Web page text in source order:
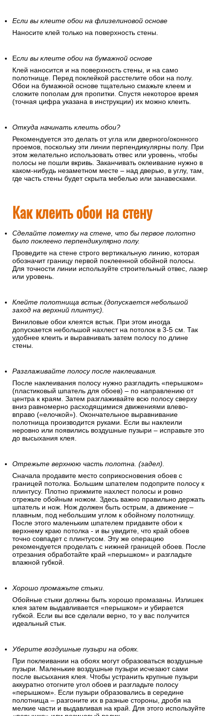
Если вы клеите обои на флизелиновой основе
Наносите клей только на поверхность стены.
Если вы клеите обои на бумажной основе
Клей наносится и на поверхность стены, и на само
полотнище. Перед поклейкой расстелите обои на полу.
Обои на бумажной основе тщательно смажьте клеем и
сложите пополам для пропитки. Спустя некоторое время
(точная цифра указана в инструкции) их можно клеить.
Откуда начинать клеить обои?
Рекомендуется это делать от угла или дверного/оконного
проемов, поскольку эти линии перпендикулярны полу. При
этом желательно использовать отвес или уровень, чтобы
полосы не пошли вкривь. Заканчивать оклеивание нужно в
каком-нибудь незаметном месте – над дверью, в углу, там,
где часть стены будет скрыта мебелью или занавесками.
Как клеить обои на стену
Сделайте пометку на стене, что бы первое полотно
было поклеено перпендикулярно полу.
Проведите на стене строго вертикальную линию, которая
обозначит границу первой поклеенной обойной полосы.
Для точности линии используйте строительный отвес, лазер
или уровень.
Клейте полотнища встык.(допускается небольшой
заход на верхний плинтус).
Виниловые обои клеятся встык. При этом иногда
допускается небольшой нахлест на потолок в 3-5 см. Так
удобнее клеить и выравнивать затем полосу по длине
стены.
Разглаживайте полосу после наклеивания.
После наклеивания полосу нужно разгладить «перышком»
(пластиковый шпатель для обоев) – по направлению от
центра к краям. Затем разглаживайте всю полосу сверху
вниз равномерно расходящимися движениями влево-
вправо («елочкой»). Окончательное выравнивание
полотнища производится руками. Если вы наклеили
неровно или появились воздушные пузыри – исправьте это
до высыхания клея.
Отрежьте верхнюю часть полотна. (задел).
Сначала продавите место соприкосновения обоев с
границей потолка. Большим шпателем подоприте полосу к
плинтусу. Плотно прижмите нахлест полосы и ровно
отрежьте обойным ножом. Здесь важно правильно держать
шпатель и нож. Нож должен быть острым, а движение –
плавным, под небольшим углом к обойному полотнищу.
После этого маленьким шпателем придавите обои к
верхнему краю потолка - и вы увидите, что край обоев
точно совпадет с плинтусом. Эту же операцию
рекомендуется проделать с нижней границей обоев. После
отрезания обработайте край «перышком» и разгладьте
влажной губкой.
Хорошо промажьте стыки.
Обойные стыки должны быть хорошо промазаны. Излишек
клея затем выдавливается «перышком» и убирается
губкой. Если вы все сделали верно, то у вас получится
идеальный стык.
Уберите воздушные пузыри на обоях.
При поклеивании на обоях могут образоваться воздушные
пузыри. Маленькие воздушные пузыри исчезают сами
после высыхания клея. Чтобы устранить крупные пузыри
аккуратно отогните угол обоев и разгладьте полосу
«перышком». Если пузыри образовались в середине
полотнища – разгоните их в разные стороны, дробя на
мелкие части и выдавливая на край. Для этого используйте